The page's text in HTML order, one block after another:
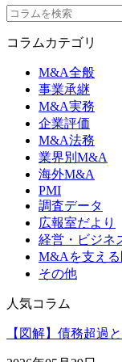
コラムカテゴリ
M&A全般
事業承継
M&A実務
企業評価
M&A法務
業界別M&A
海外M&A
PMI
調査データ
広報室だより
経営・ビジネ
M&Aを支える
その他
人気コラム
【図解】債務超過